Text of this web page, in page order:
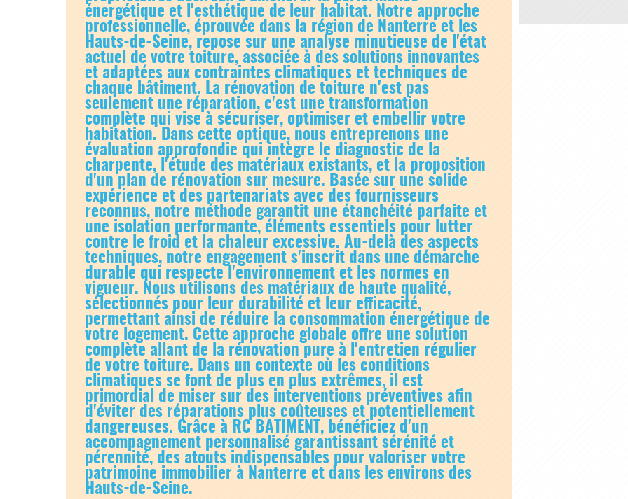
énergétique et l'esthétique de leur habitat. Notre approche
professionnelle, éprouvée dans la région de Nanterre et les
Hauts-de-Seine, repose sur une analyse minutieuse de l'état
actuel de votre toiture, associée à des solutions innovantes
et adaptées aux contraintes climatiques et techniques de
chaque bâtiment. La rénovation de toiture n'est pas
seulement une réparation, c'est une transformation
complète qui vise à sécuriser, optimiser et embellir votre
habitation. Dans cette optique, nous entreprenons une
évaluation approfondie qui intègre le diagnostic de la
charpente, l'étude des matériaux existants, et la proposition
d'un plan de rénovation sur mesure. Basée sur une solide
expérience et des partenariats avec des fournisseurs
reconnus, notre méthode garantit une étanchéité parfaite et
une isolation performante, éléments essentiels pour lutter
contre le froid et la chaleur excessive. Au-delà des aspects
techniques, notre engagement s'inscrit dans une démarche
durable qui respecte l'environnement et les normes en
vigueur. Nous utilisons des matériaux de haute qualité,
sélectionnés pour leur durabilité et leur efficacité,
permettant ainsi de réduire la consommation énergétique de
votre logement. Cette approche globale offre une solution
complète allant de la rénovation pure à l'entretien régulier
de votre toiture. Dans un contexte où les conditions
climatiques se font de plus en plus extrêmes, il est
primordial de miser sur des interventions préventives afin
d'éviter des réparations plus coûteuses et potentiellement
dangereuses. Grâce à RC BATIMENT, bénéficiez d'un
accompagnement personnalisé garantissant sérénité et
pérennité, des atouts indispensables pour valoriser votre
patrimoine immobilier à Nanterre et dans les environs des
Hauts-de-Seine.